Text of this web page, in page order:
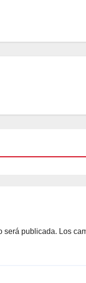
será publicada. Los